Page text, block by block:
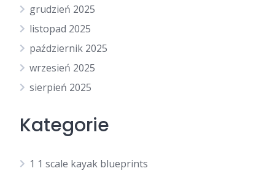
grudzień 2025
listopad 2025
październik 2025
wrzesień 2025
sierpień 2025
Kategorie
1 1 scale kayak blueprints